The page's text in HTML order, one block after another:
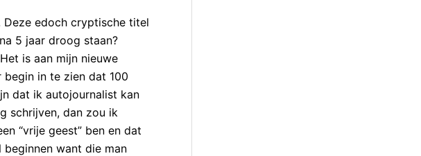
Deze edoch cryptische titel
5 jaar droog staan?
is aan mijn nieuwe
in te zien dat 100
dat ik autojournalist kan
schrijven, dan zou ik
“vrije geest” ben en dat
want die man